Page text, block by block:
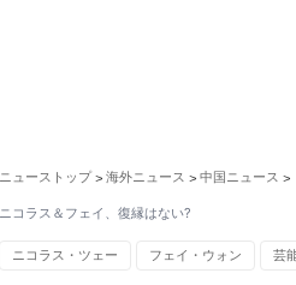
ニューストップ > 海外ニュース > 中国ニュース >
ニコラス＆フェイ、復縁はない?
ニコラス・ツェー フェイ・ウォン 芸